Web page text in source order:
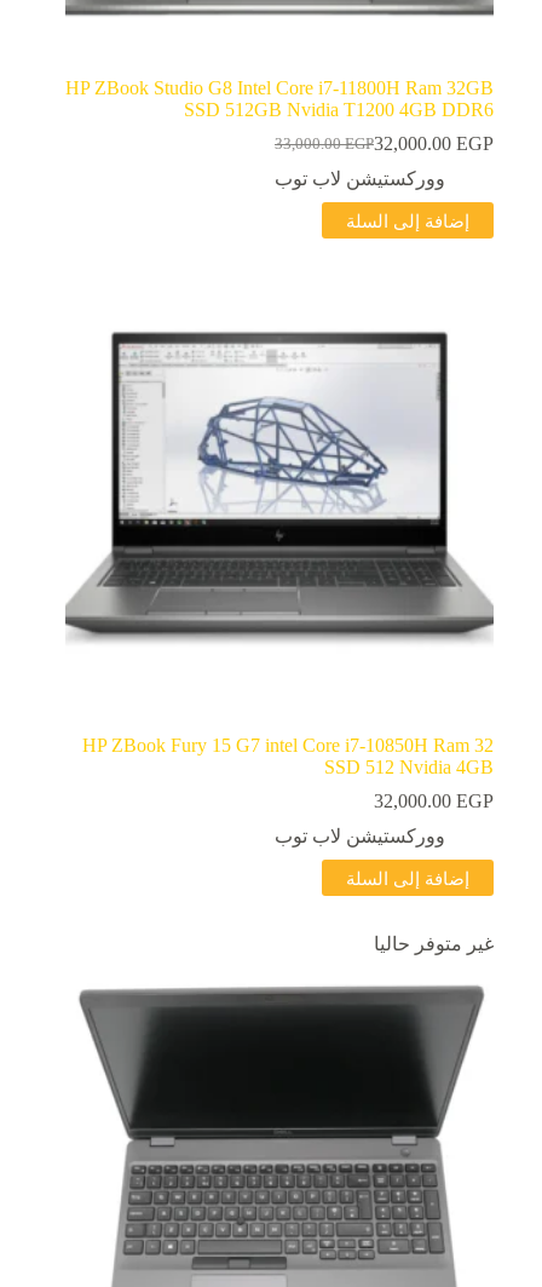
HP ZBook Studio G8 Intel Core i7-11800H Ram 32GB
SSD 512GB Nvidia T1200 4GB DDR6
33,000.00EGP
السعر
الأصلي
هو:
33,000.00 EGP.
32,000.00 EGP
السعر
الحالي
هو:
32,000.00 EGP.
ووركستيشن لاب توب
إضافة إلى السلة
HP ZBook Fury 15 G7 intel Core i7-10850H Ram 32
SSD 512 Nvidia 4GB
32,000.00 EGP
ووركستيشن لاب توب
إضافة إلى السلة
غير متوفر حاليا